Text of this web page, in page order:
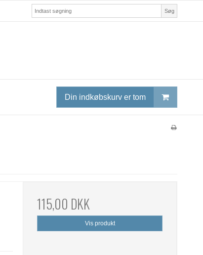
Søg
Din indkøbskurv er tom
115,00 DKK
Vis produkt